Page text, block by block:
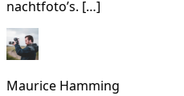
nachtfoto’s. […]
Maurice Hamming